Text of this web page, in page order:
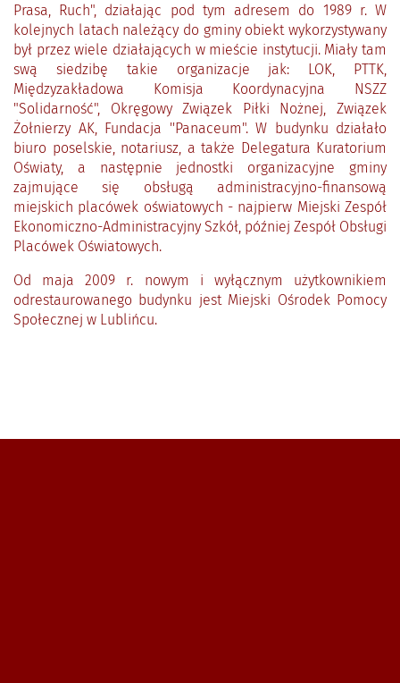
Prasa, Ruch", działając pod tym adresem do 1989 r. W
kolejnych latach należący do gminy obiekt wykorzystywany
był przez wiele działających w mieście instytucji. Miały tam
swą siedzibę takie organizacje jak: LOK, PTTK,
Międzyzakładowa Komisja Koordynacyjna NSZZ
"Solidarność", Okręgowy Związek Piłki Nożnej, Związek
Żołnierzy AK, Fundacja ''Panaceum". W budynku działało
biuro poselskie, notariusz, a także Delegatura Kuratorium
Oświaty, a następnie jednostki organizacyjne gminy
zajmujące się obsługą administracyjno-finansową
miejskich placówek oświatowych - najpierw Miejski Zespół
Ekonomiczno-Administracyjny Szkół, później Zespół Obsługi
Placówek Oświatowych.
Od maja 2009 r. nowym i wyłącznym użytkownikiem
odrestaurowanego budynku jest Miejski Ośrodek Pomocy
Społecznej w Lublińcu.